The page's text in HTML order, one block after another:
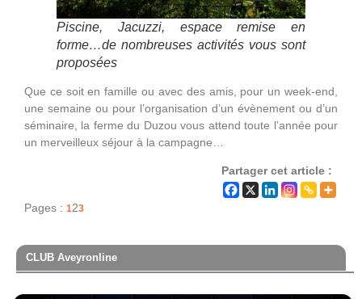
Piscine, Jacuzzi, espace remise en
forme…de nombreuses activités vous sont
proposées
Que ce soit en famille ou avec des amis, pour un week-end,
une semaine ou pour l’organisation d’un évènement ou d’un
séminaire, la ferme du Duzou vous attend toute l’année pour
un merveilleux séjour à la campagne…
Partager cet article :
Pages : 123
CLUB Aveyronline